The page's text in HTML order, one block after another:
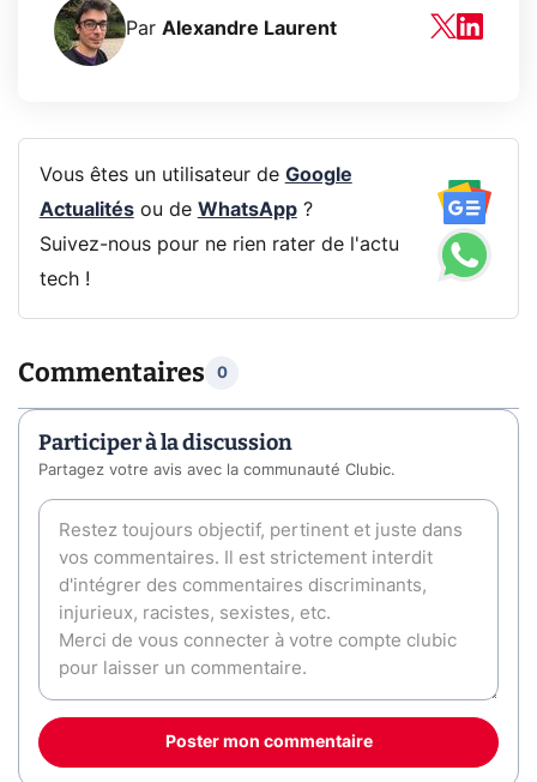
Par Alexandre Laurent
Vous êtes un utilisateur de Google
Actualitésou de WhatsApp?
Suivez-nous pour ne rien rater de l'actu
tech !
Commentaires 0
Participer à la discussion
Partagez votre avis avec la communauté Clubic.
Poster mon commentaire